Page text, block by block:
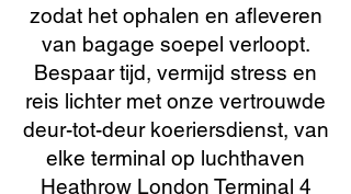
zodat het ophalen en afleveren
van bagage soepel verloopt.
Bespaar tijd, vermijd stress en
reis lichter met onze vertrouwde
deur-tot-deur koeriersdienst, van
elke terminal op luchthaven
Heathrow London Terminal 4